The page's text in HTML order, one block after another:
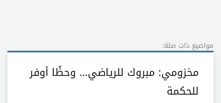
مواضيع ذات صلة:
مخزومي: مبروك للرياضي… وحظًا أوفر
للحكمة